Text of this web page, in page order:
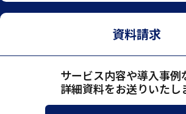
資料請求
サービス内容や導入事例
詳細資料をお送りいたし